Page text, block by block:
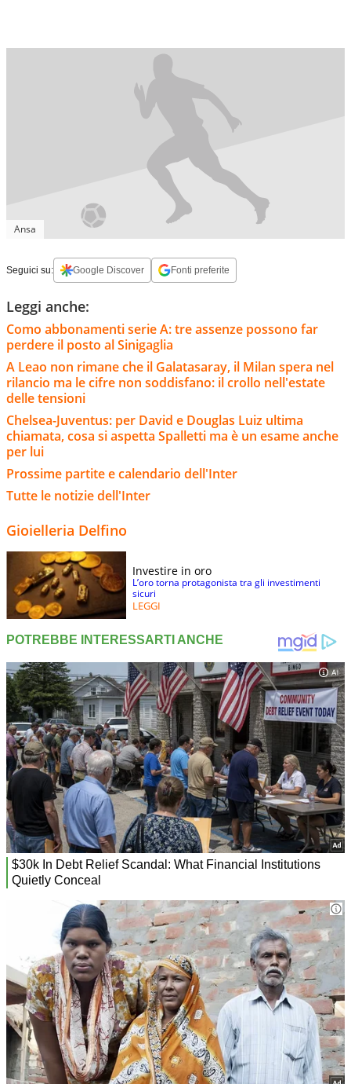
Ansa
Seguici su: Google Discover Fonti preferite
Leggi anche:
Como abbonamenti serie A: tre assenze possono far
perdere il posto al Sinigaglia
A Leao non rimane che il Galatasaray, il Milan spera nel
rilancio ma le cifre non soddisfano: il crollo nell'estate
delle tensioni
Chelsea-Juventus: per David e Douglas Luiz ultima
chiamata, cosa si aspetta Spalletti ma è un esame anche
per lui
Prossime partite e calendario dell'Inter
Tutte le notizie dell'Inter
Gioielleria Delfino
Investire in oro
L’oro torna protagonista tra gli investimenti
sicuri
LEGGI